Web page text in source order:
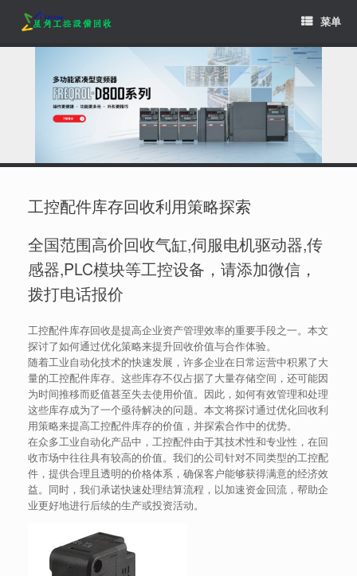
content
菜单
工控配件库存回收利用策略探索
全国范围高价回收气缸,伺服电机驱动器,传
感器,PLC模块等工控设备，请添加微信，
拨打电话报价
工控配件库存回收是提高企业资产管理效率的重要手段之一。本文
探讨了如何通过优化策略来提升回收价值与合作体验。
随着工业自动化技术的快速发展，许多企业在日常运营中积累了大
量的工控配件库存。这些库存不仅占据了大量存储空间，还可能因
为时间推移而贬值甚至失去使用价值。因此，如何有效管理和处理
这些库存成为了一个亟待解决的问题。本文将探讨通过优化回收利
用策略来提高工控配件库存的价值，并探索合作中的优势。
在众多工业自动化产品中，工控配件由于其技术性和专业性，在回
收市场中往往具有较高的价值。我们的公司针对不同类型的工控配
件，提供合理且透明的价格体系，确保客户能够获得满意的经济效
益。同时，我们承诺快速处理结算流程，以加速资金回流，帮助企
业更好地进行后续的生产或投资活动。